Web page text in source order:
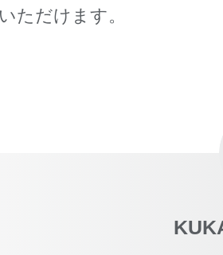
ただけます。